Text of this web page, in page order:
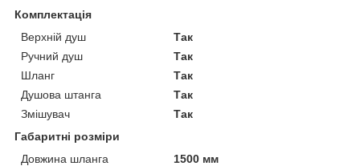
Комплектація
Верхній душ
Так
Ручний душ
Так
Шланг
Так
Душова штанга
Так
Змішувач
Так
Габаритні розміри
Довжина шланга
1500 мм